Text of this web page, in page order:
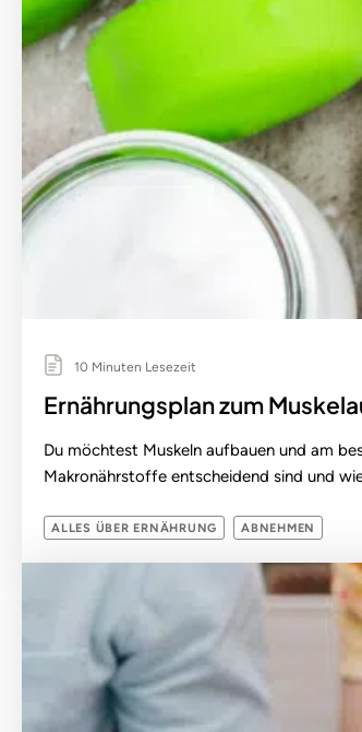
10 Minuten Lesezeit
Ernährungsplan zum
Du möchtest Muskeln aufbauen und am
Makronährstoffe entscheidend sind und
ALLES ÜBER ERNÄHRUNG ABNEHMEN